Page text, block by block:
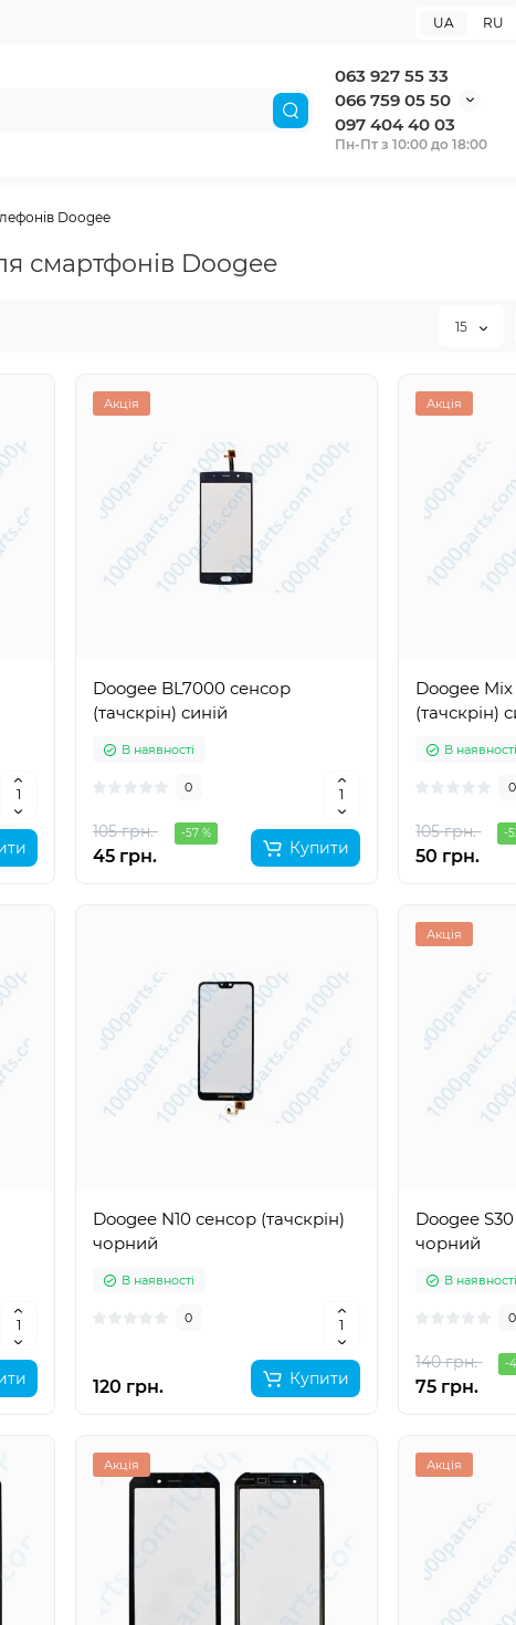
UA RU
063 927 55 33
066 759 05 50
097 404 40 03
Пн-Пт з 10:00 до 18:00
Doogee
смартфонів Doogee
15
Акція
Doogee BL7000 сенсор
(тачскрін) синій
В наявності
0
105 грн. -57 %
45 грн. Купити
Акція
Doogee
(тачскрін)
В наявності
0
105 грн. -
50 грн.
Doogee N10 сенсор (тачскрін)
чорний
В наявності
0
120 грн. Купити
Акція
Doogee
чорний
В наявності
0
140 грн. -
75 грн.
Акція Акція